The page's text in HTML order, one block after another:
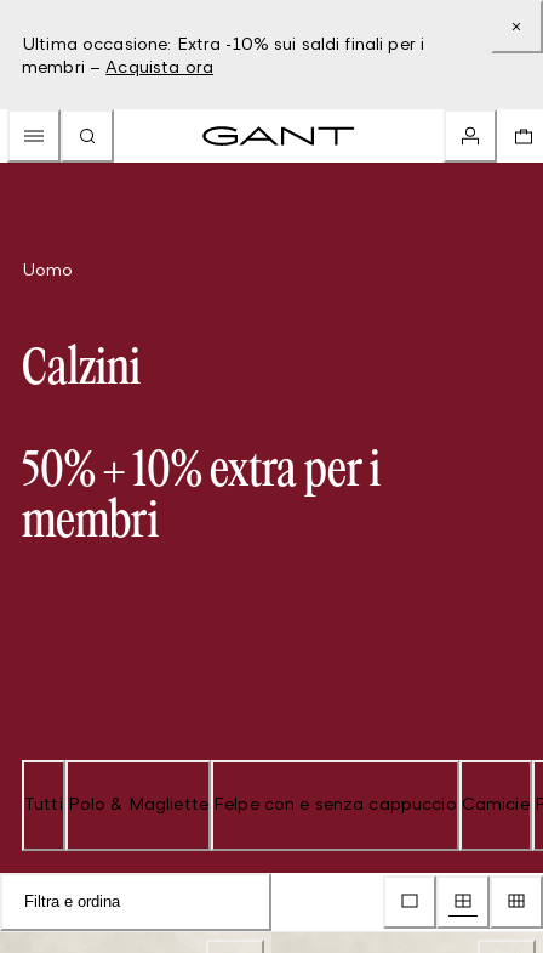
Ultima occasione: Extra -10% sui saldi finali per i
membri – Acquista ora
Uomo
Calzini
50% + 10% extra per i
membri
Tutti Polo & Magliette Felpe con e senza cappuccio Camicie
Filtra e ordina